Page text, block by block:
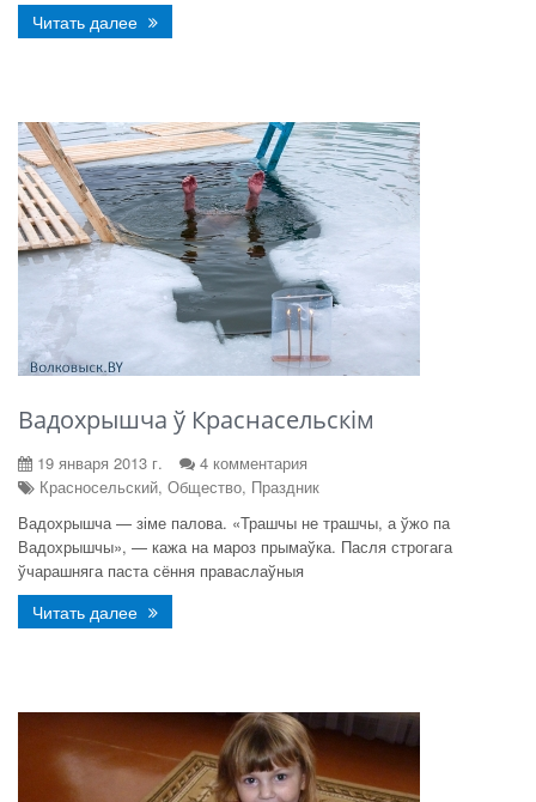
Читать далее
Вадохрышча ў Краснасельскім
19 января 2013 г.
4 комментария
Красносельский, Общество, Праздник
Вадохрышча — зіме палова. «Трашчы не трашчы, а ўжо па
Вадохрышчы», — кажа на мароз прымаўка. Пасля строгага
ўчарашняга паста сёння праваслаўныя
Читать далее